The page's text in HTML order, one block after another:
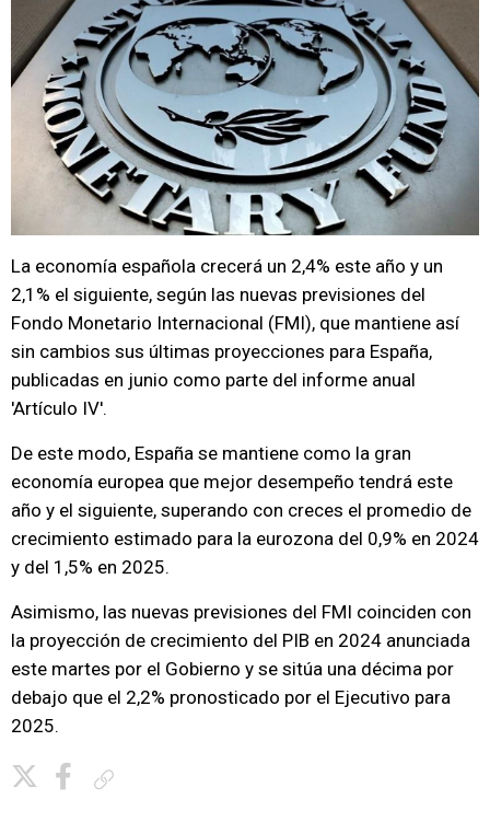
La economía española crecerá un 2,4% este año y un
2,1% el siguiente, según las nuevas previsiones del
Fondo Monetario Internacional (FMI), que mantiene así
sin cambios sus últimas proyecciones para España,
publicadas en junio como parte del informe anual
'Artículo IV'.
De este modo, España se mantiene como la gran
economía europea que mejor desempeño tendrá este
año y el siguiente, superando con creces el promedio de
crecimiento estimado para la eurozona del 0,9% en 2024
y del 1,5% en 2025.
Asimismo, las nuevas previsiones del FMI coinciden con
la proyección de crecimiento del PIB en 2024 anunciada
este martes por el Gobierno y se sitúa una décima por
debajo que el 2,2% pronosticado por el Ejecutivo para
2025.